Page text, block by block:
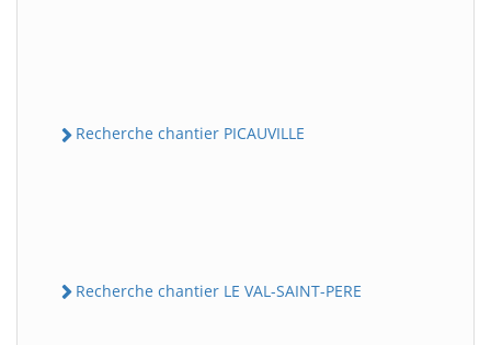
Recherche chantier PICAUVILLE
Recherche chantier LE VAL-SAINT-PERE